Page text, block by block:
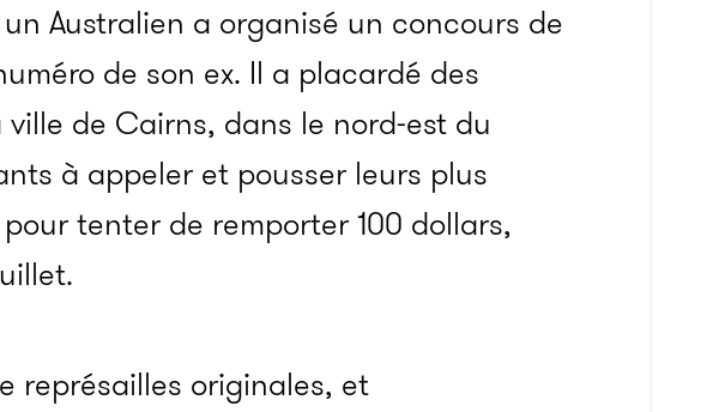
Australien a organisé un concours de
de son ex. Il a placardé des
de Cairns, dans le nord-est du
à appeler et pousser leurs plus
tenter de remporter 100 dollars,
représailles originales, et